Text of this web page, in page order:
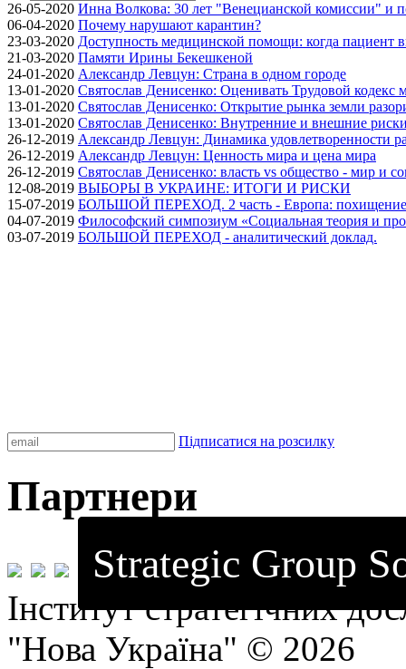
26-05-2020 Инна Волкова: 30 лет "Венецианской комиссии" и
06-04-2020 Почему нарушают карантин?
23-03-2020 Доступность медицинской помощи: когда пациент
21-03-2020 Памяти Ирины Бекешкеной
24-01-2020 Александр Левцун: Страна в одном городе
13-01-2020 Святослав Денисенко: Оценивать Трудовой кодекс
13-01-2020 Святослав Денисенко: Открытие рынка земли
13-01-2020 Святослав Денисенко: Внутренние и внешние
26-12-2019 Александр Левцун: Динамика удовлетворенности
26-12-2019 Александр Левцун: Ценность мира и цена мира
26-12-2019 Святослав Денисенко: власть vs общество - мир и
12-08-2019 ВЫБОРЫ В УКРАИНЕ: ИТОГИ И РИСКИ
15-07-2019 БОЛЬШОЙ ПЕРЕХОД. 2 часть - Европа: похищение
04-07-2019 Философский симпозиум «Социальная теория и
03-07-2019 БОЛЬШОЙ ПЕРЕХОД - аналитический доклад.
Підписатися на розсилку
Партнери
Strategic Group
Інститут стратегічних
"Нова Україна" © 2026